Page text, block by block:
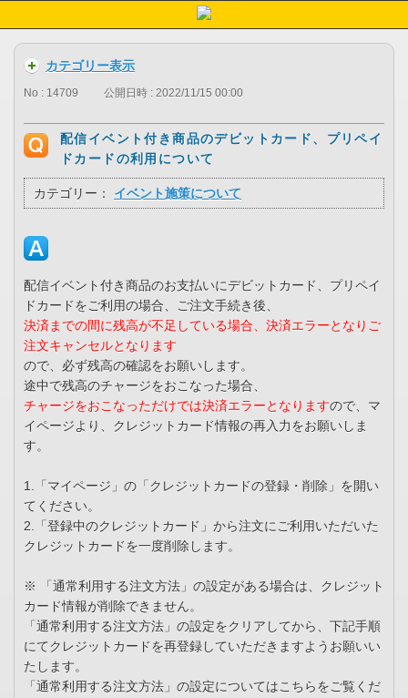
カテゴリー表示
No : 14709 公開日時 : 2022/11/15 00:00
配信イベント付き商品のデビットカード、プリペイ
ドカードの利用について
カテゴリー： イベント施策について
配信イベント付き商品のお支払いにデビットカード、プリペイ
ドカードをご利用の場合、ご注文手続き後、
決済までの間に残高が不足している場合、決済エラーとなりご
注文キャンセルとなります
ので、必ず残高の確認をお願いします。
途中で残高のチャージをおこなった場合、
チャージをおこなっただけでは決済エラーとなりますので、マ
イページより、クレジットカード情報の再入力をお願いしま
す。
1.「マイページ」の「クレジットカードの登録・削除」を開い
てください。
2.「登録中のクレジットカード」から注文にご利用いただいた
クレジットカードを一度削除します。
※ 「通常利用する注文方法」の設定がある場合は、クレジット
カード情報が削除できません。
「通常利用する注文方法」の設定をクリアしてから、下記手順
にてクレジットカードを再登録していただきますようお願いい
たします。
「通常利用する注文方法」の設定についてはこちらをご覧くだ